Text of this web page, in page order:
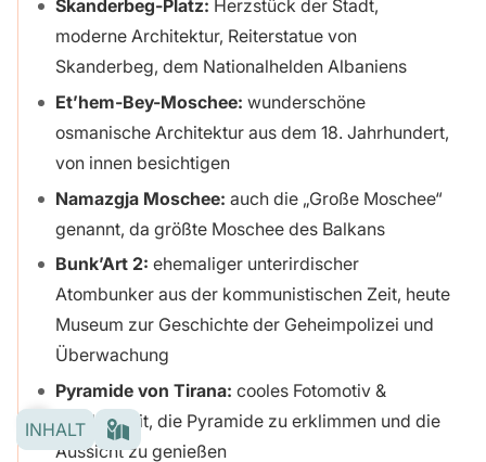
Skanderbeg-Platz: Herzstück der Stadt,
moderne Architektur, Reiterstatue von
Skanderbeg, dem Nationalhelden Albaniens
Et’hem-Bey-Moschee: wunderschöne
osmanische Architektur aus dem 18. Jahrhundert,
von innen besichtigen
Namazgja Moschee: auch die „Große Moschee“
genannt, da größte Moschee des Balkans
Bunk’Art 2: ehemaliger unterirdischer
Atombunker aus der kommunistischen Zeit, heute
Museum zur Geschichte der Geheimpolizei und
Überwachung
Pyramide von Tirana: cooles Fotomotiv &
Möglichkeit, die Pyramide zu erklimmen und die
Aussicht zu genießen
INHALT